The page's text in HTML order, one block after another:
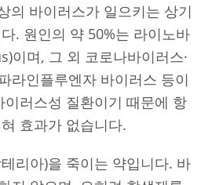
의 바이러스가 일으키는 상기
. 원인의 약 50%는 라이노바
이며, 그 외 코로나바이러스·
라인플루엔자 바이러스 등이
이러스성 질환이기 때문에 항
효과가 없습니다.
리아)을 죽이는 약입니다. 바